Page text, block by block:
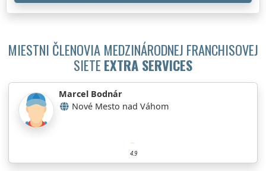
MIESTNI ČLENOVIA MEDZINÁRODNEJ FRANCHISOVEJ
SIETE EXTRA SERVICES
Marcel Bodnár
Nové Mesto nad Váhom
4.9